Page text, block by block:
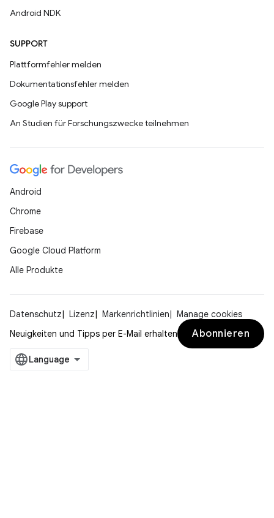
Android NDK
SUPPORT
Plattformfehler melden
Dokumentationsfehler melden
Google Play support
An Studien für Forschungszwecke teilnehmen
Android
Chrome
Firebase
Google Cloud Platform
Alle Produkte
Datenschutz Lizenz Markenrichtlinien
Manage cookies
Neuigkeiten und Tipps per E-Mail erhalten
Abonnieren